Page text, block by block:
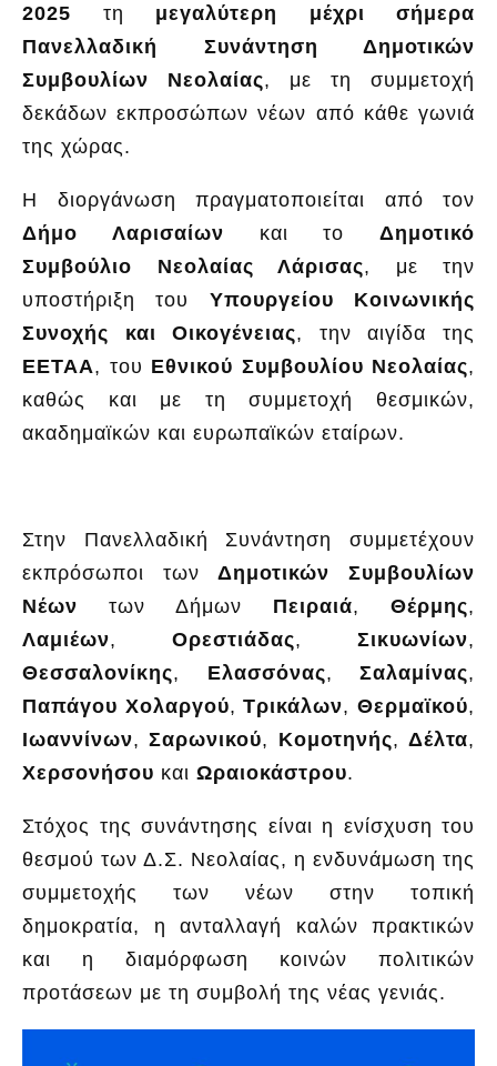
2025 τη μεγαλύτερη μέχρι σήμερα
Πανελλαδική Συνάντηση Δημοτικών
Συμβουλίων Νεολαίας, με τη συμμετοχή
δεκάδων εκπροσώπων νέων από κάθε γωνιά
της χώρας.
Η διοργάνωση πραγματοποιείται από τον
Δήμο Λαρισαίων και το Δημοτικό
Συμβούλιο Νεολαίας Λάρισας, με την
υποστήριξη του Υπουργείου Κοινωνικής
Συνοχής και Οικογένειας, την αιγίδα της
ΕΕΤΑΑ, του Εθνικού Συμβουλίου Νεολαίας,
καθώς και με τη συμμετοχή θεσμικών,
ακαδημαϊκών και ευρωπαϊκών εταίρων.
Στην Πανελλαδική Συνάντηση συμμετέχουν
εκπρόσωποι τωνΔημοτικών Συμβουλίων
Νέων των Δήμων Πειραιά, Θέρμης,
Λαμιέων, Ορεστιάδας, Σικυωνίων,
Θεσσαλονίκης, Ελασσόνας, Σαλαμίνας,
Παπάγου Χολαργού,Τρικάλων,Θερμαϊκού,
Ιωαννίνων,Σαρωνικού, Κομοτηνής,Δέλτα,
Χερσονήσου και Ωραιοκάστρου.
Στόχος της συνάντησης είναι η ενίσχυση του
θεσμού των Δ.Σ. Νεολαίας, η ενδυνάμωση της
συμμετοχής των νέων στην τοπική
δημοκρατία, η ανταλλαγή καλών πρακτικών
και η διαμόρφωση κοινών πολιτικών
προτάσεων με τη συμβολή της νέας γενιάς.